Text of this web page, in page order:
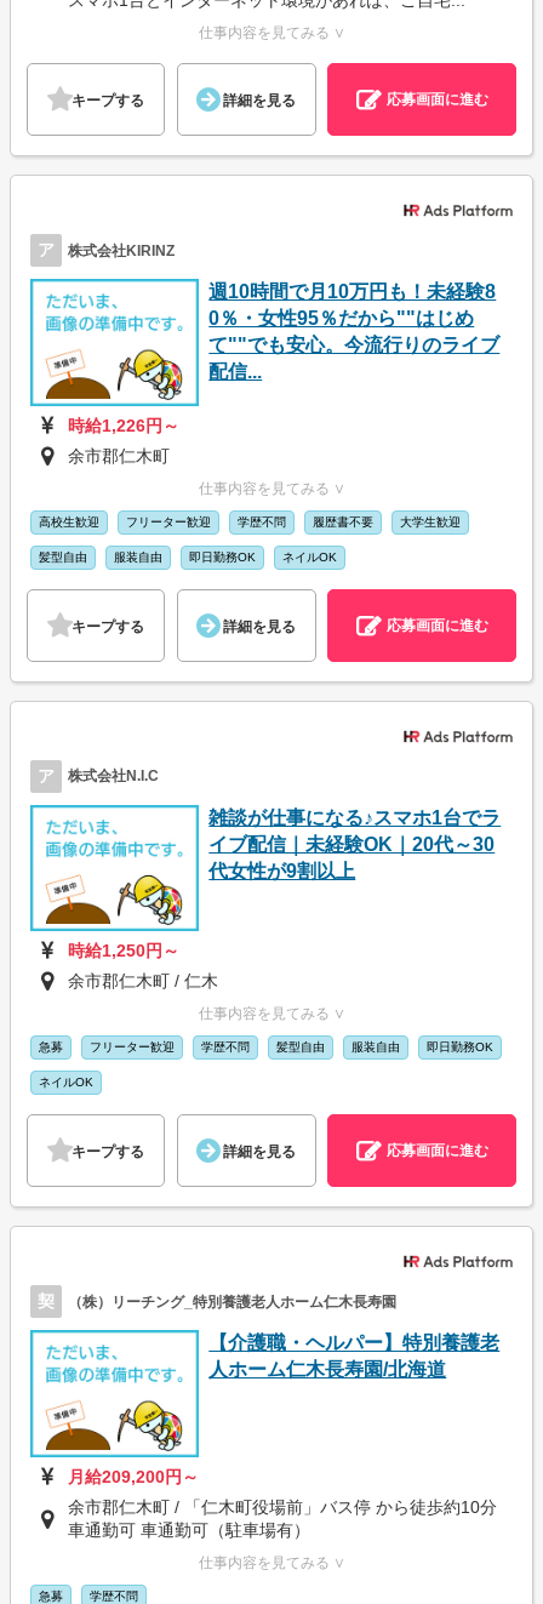
仕事内容を見てみる ∨
キープする 詳細を見る 応募画面に進む
ア 株式会社KIRINZ
週10時間で月10万円も！未経験8
0％・女性95％だから""はじめ
て""でも安心。今流行りのライブ
配信...
時給1,226円～
余市郡仁木町
仕事内容を見てみる ∨
高校生歓迎 フリーター歓迎 学歴不問 履歴書不要 大学生歓迎
髪型自由 服装自由 即日勤務OK ネイルOK
キープする 詳細を見る 応募画面に進む
ア 株式会社N.I.C
雑談が仕事になる♪スマホ1台でラ
イブ配信｜未経験OK｜20代～30
代女性が9割以上
時給1,250円～
余市郡仁木町 / 仁木
仕事内容を見てみる ∨
急募 フリーター歓迎 学歴不問 髪型自由 服装自由 即日勤務OK
ネイルOK
キープする 詳細を見る 応募画面に進む
契 （株）リーチング_特別養護老人ホーム仁木長寿園
【介護職・ヘルパー】特別養護老
人ホーム仁木長寿園/北海道
月給209,200円～
余市郡仁木町 / 「仁木町役場前」バス停 から徒歩約10分
車通勤可 車通勤可（駐車場有）
仕事内容を見てみる ∨
急募 学歴不問